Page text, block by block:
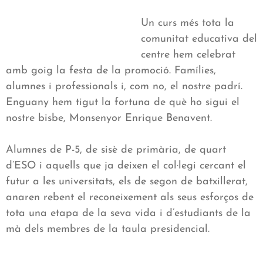
Un curs més tota la
comunitat educativa del
centre hem celebrat
amb goig la festa de la promoció. Famílies,
alumnes i professionals i, com no, el nostre padrí.
Enguany hem tigut la fortuna de què ho sigui el
nostre bisbe, Monsenyor Enrique Benavent.
Alumnes de P-5, de sisè de primària, de quart
d’ESO i aquells que ja deixen el col·legi cercant el
futur a les universitats, els de segon de batxillerat,
anaren rebent el reconeixement als seus esforços de
tota una etapa de la seva vida i d’estudiants de la
mà dels membres de la taula presidencial.